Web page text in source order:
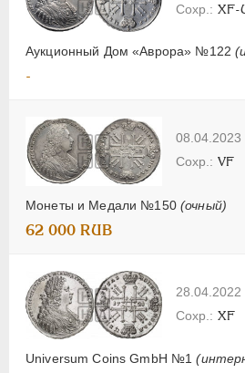
Аукционный Дом «Аврора» №122
XF-
-
08.04.2023
Монеты и Медали №150 (очный)
VF
62 000 RUB
28.04.2022
Universum Coins GmbH №1
XF